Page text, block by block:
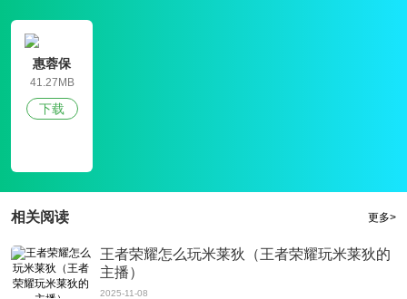
1、一种高效便捷的在线一键式快速保险服务模式，用户可以在线有效填写相关
2、实现与基本医疗保险的有效互动，为用户提供更全面的医疗卫生保障服务。
软件亮点
1、惠蓉保官网最新版app打造更加专业有效的保险服务产品，为民生提供更加贴
2、该保险产品的注册时间将于6月30日到期，需要投保的用户可以快速投保。
惠蓉保
41.27MB
下载
相关阅读 更多>
王者荣耀怎么玩米莱狄（王者荣耀玩米莱狄的
主播）
2025-11-08